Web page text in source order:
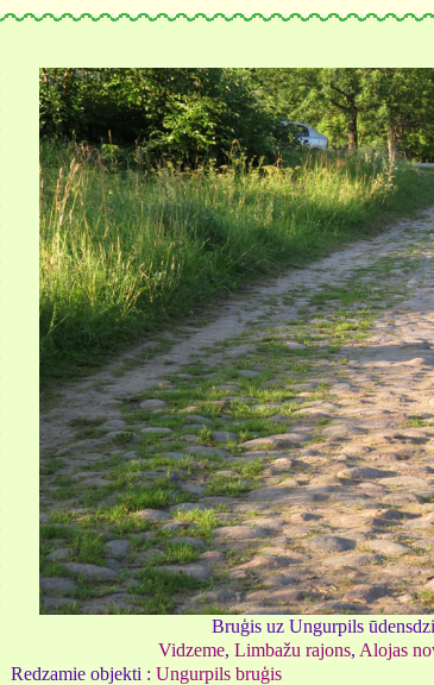
Bruģis uz Ungurpils
Vidzeme, Limbažu rajons, Alojas
Redzamie objekti : Ungurpils bruģis